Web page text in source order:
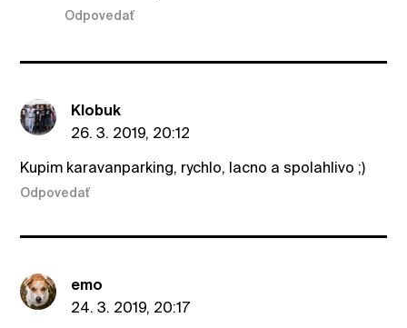
Odpovedať
Klobuk
26. 3. 2019, 20:12
Kupim karavanparking, rychlo, lacno a spolahlivo ;)
Odpovedať
emo
24. 3. 2019, 20:17